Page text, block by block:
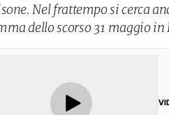
Nel frattempo si cerca
dello scorso 31 maggio in